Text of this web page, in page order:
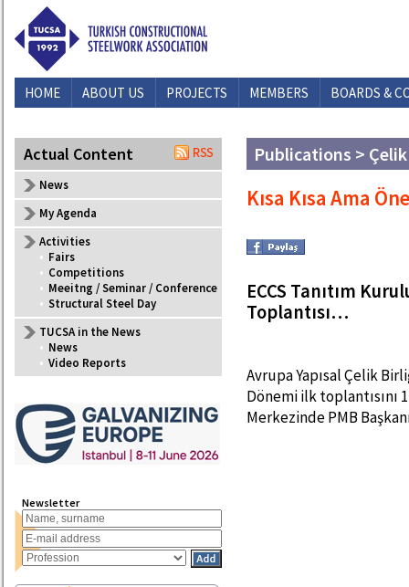
HOME ABOUT US PROJECTS MEMBERS BOARDS &
Actual Content
News
My Agenda
Activities
• Fairs
• Competitions
• Meeitng / Seminar / Conference
• Structural Steel Day
TUCSA in the News
• News
• Video Reports
Newsletter
Publications > Çelik
Kısa Kısa Ama
ECCS Tanıtım
Toplantısı…
Avrupa Yapısal Çelik
Dönemi ilk toplantısını
Merkezinde PMB